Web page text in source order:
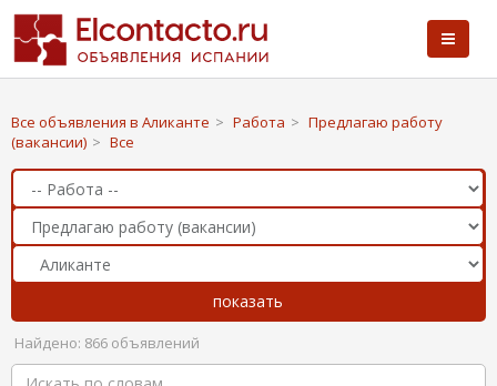
Все объявления в Аликанте > Работа > Предлагаю работу
(вакансии) > Все
Найдено: 866 объявлений